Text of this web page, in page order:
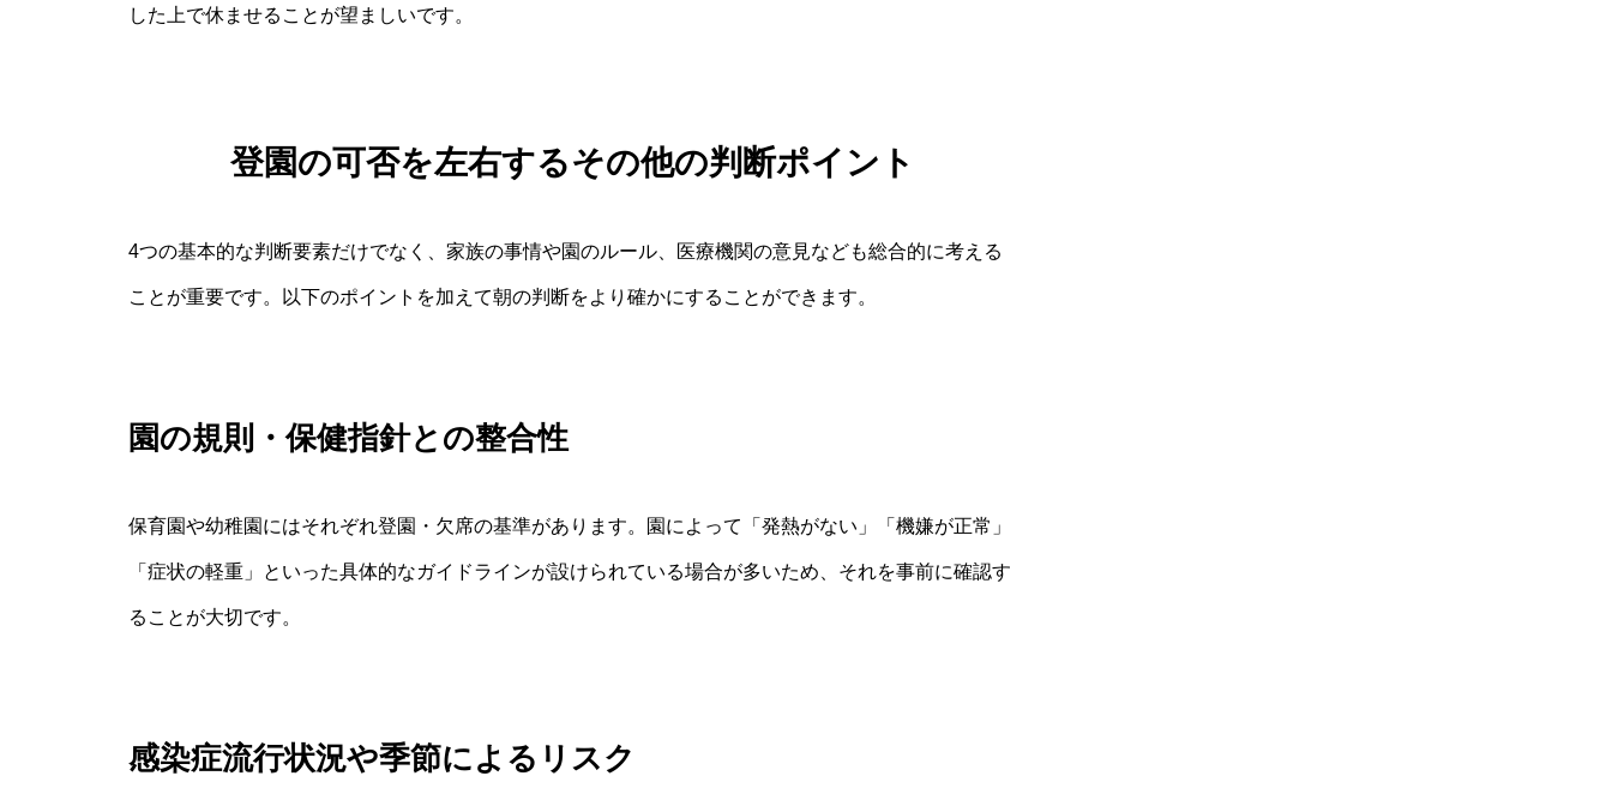
した上で休ませることが望ましいです。
登園の可否を左右するその他の判断ポイント
4つの基本的な判断要素だけでなく、家族の事情や園のルール、医療機関の意見なども総合的に考える
ことが重要です。以下のポイントを加えて朝の判断をより確かにすることができます。
園の規則・保健指針との整合性
保育園や幼稚園にはそれぞれ登園・欠席の基準があります。園によって「発熱がない」「機嫌が正常」
「症状の軽重」といった具体的なガイドラインが設けられている場合が多いため、それを事前に確認す
ることが大切です。
感染症流行状況や季節によるリスク